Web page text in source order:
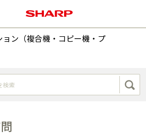
ン（複合機・コピー機・プ